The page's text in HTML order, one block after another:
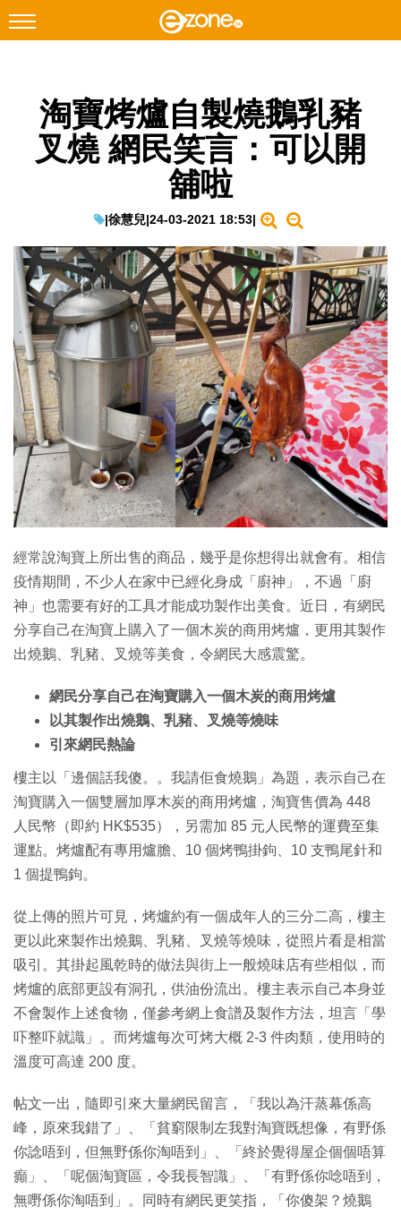
Facebook Instagram
科技焦點
教學評測
EduTech
IT Times
生成式AI與雲端應用
Enterprise Digital Transformation
特集
淘寶烤爐自製燒鵝乳豬
叉燒 網民笑言：可以開
舖啦
|徐慧兒|24-03-2021 18:53|
經常說淘寶上所出售的商品，幾乎是你想得出就會有。相信
疫情期間，不少人在家中已經化身成「廚神」，不過「廚
神」也需要有好的工具才能成功製作出美食。近日，有網民
分享自己在淘寶上購入了一個木炭的商用烤爐，更用其製作
出燒鵝、乳豬、叉燒等美食，令網民大感震驚。
網民分享自己在淘寶購入一個木炭的商用烤爐
以其製作出燒鵝、乳豬、叉燒等燒味
引來網民熱論
樓主以「邊個話我傻。。我請佢食燒鵝」為題，表示自己在
淘寶購入一個雙層加厚木炭的商用烤爐，淘寶售價為 448
人民幣（即約 HK$535），另需加 85 元人民幣的運費至集
運點。烤爐配有專用爐膽、10 個烤鴨掛鉤、10 支鴨尾針和
1 個提鴨鉤。
從上傳的照片可見，烤爐約有一個成年人的三分二高，樓主
更以此來製作出燒鵝、乳豬、叉燒等燒味，從照片看是相當
吸引。其掛起風乾時的做法與街上一般燒味店有些相似，而
烤爐的底部更設有洞孔，供油份流出。樓主表示自己本身並
不會製作上述食物，僅參考網上食譜及製作方法，坦言「學
吓整吓就識」。而烤爐每次可烤大概 2-3 件肉類，使用時的
溫度可高達 200 度。
帖文一出，隨即引來大量網民留言，「我以為汗蒸幕係高
峰，原來我錯了」、「貧窮限制左我對淘寶既想像，有野係
你諗唔到，但無野係你淘唔到」、「終於覺得屋企個個唔算
癲」、「呢個淘寶區，令我長智識」、「有野係你唸唔到，
無嘢係你淘唔到」。同時有網民更笑指，「你傻架？燒鵝